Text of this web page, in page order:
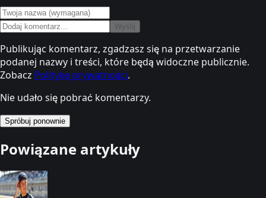
Wyślij
Publikując komentarz, zgadzasz się na przetwarzanie
podanej nazwy i treści, które będą widoczne publicznie.
Zobacz Politykę prywatności.
Nie udało się pobrać komentarzy.
Spróbuj ponownie
Powiązane artykuły